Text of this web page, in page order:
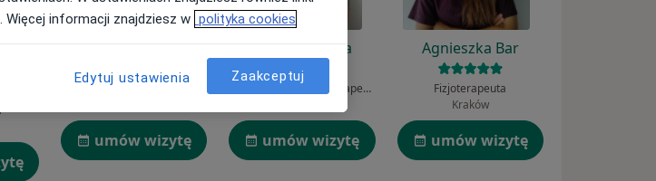
Fizjoterapeuta
umów wizytę
Karol Szymura
Fizjoterapeuta, Fizjoterapeuta dziecięcy
umów wizytę
Agnieszka Bar
Fizjoterapeuta
Kraków
umów wizytę
informacji znajdziesz w polityka cookies
Edytuj ustawienia Zaakceptuj